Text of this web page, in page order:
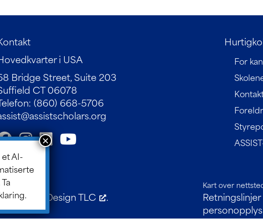
i USA
Bridge Street, Suite 203
CT 06078
(860) 668-5706
For
av Design TLC .
Kart over
AI-